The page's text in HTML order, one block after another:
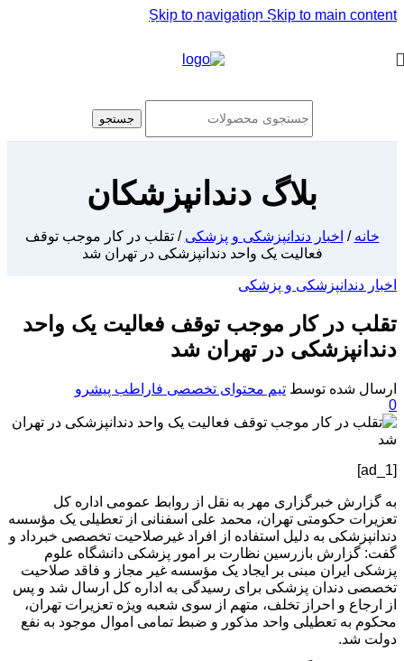
Skip to navigation Skip to main content
[ یکبار خرید و یک عمر استفاده ]
جستجو
بلاگ دندانپزشکان
خانه / اخبار دندانپزشکی و پزشکی /تقلب در کار موجب توقف
فعالیت یک واحد دندانپزشکی در تهران شد
اخبار دندانپزشکی و پزشکی
تقلب در کار موجب توقف فعالیت یک واحد
دندانپزشکی در تهران شد
ارسال شده توسط تیم محتوای تخصصی فاراطب پیشرو
0
[ad_1]
به گزارش خبرگزاری مهر به نقل از روابط عمومی اداره کل
تعزیرات حکومتی تهران، محمد علی اسفنانی از تعطیلی یک مؤسسه
دندانپزشکی به دلیل استفاده از افراد غیرصلاحیت تخصصی خبرداد و
گفت: گزارش بازرسین نظارت بر امور پزشکی دانشگاه علوم
پزشکی ایران مبنی بر ایجاد یک مؤسسه غیر مجاز و فاقد صلاحیت
تخصصی دندان پزشکی برای رسیدگی به اداره کل ارسال شد و پس
از ارجاع و احراز تخلف، متهم از سوی شعبه ویژه تعزیرات تهران،
محکوم به تعطیلی واحد مذکور و ضبط تمامی اموال موجود به نفع
دولت شد.